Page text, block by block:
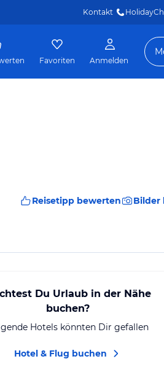
Kontakt
Favoriten Anmelden
Reisetipp bewerten Bilder
Du Urlaub in der Nähe
buchen?
Hotels könnten Dir gefallen
Hotel & Flug buchen